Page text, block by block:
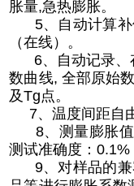
胀量,急热膨胀。
5、自动计算补
（在线）。
6、自动记录、
数曲线, 全部原始
及Tg点。
7、温度间距自
8、测量膨胀值
测试准确度：0.1%
9、对样品的